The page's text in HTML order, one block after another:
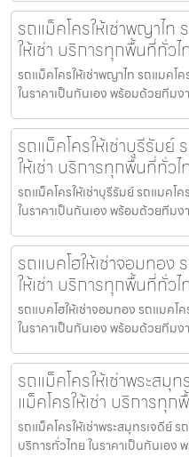
รถแม็คโครให้เช่าพญาไท
ให้เช่า บริการทุกพื้นที่ทั่ว
รถแม็คโครให้เช่าพญาไท รถแมคโ
ในราคาเป็นกันเอง พร้อมด้วยทีม
รถแม็คโครให้เช่าบุรีรัมย์
ให้เช่า บริการทุกพื้นที่ทั่ว
รถแม็คโครให้เช่าบุรีรัมย์ รถแมคโ
ในราคาเป็นกันเอง พร้อมด้วยทีม
รถแบคโฮให้เช่าจอมทอง
ให้เช่า บริการทุกพื้นที่ทั่ว
รถแบคโฮให้เช่าจอมทอง รถแมคโ
ในราคาเป็นกันเอง พร้อมด้วยทีม
รถแม็คโครให้เช่าพระสมุ
แม็คโครให้เช่า บริการทุ
รถแม็คโครให้เช่าพระสมุทรเจดีย์ ร
บริการทั่วไทย ในราคาเป็นกันเอ